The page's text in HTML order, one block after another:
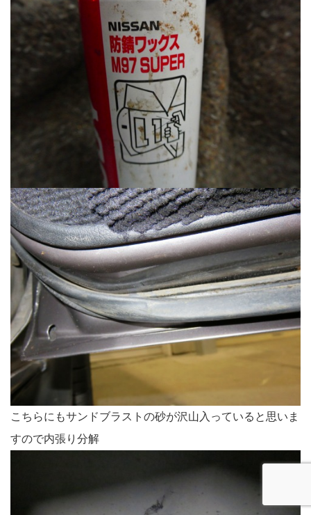
こちらにもサンドブラストの砂が沢山入っていると思いま
すので内張り分解